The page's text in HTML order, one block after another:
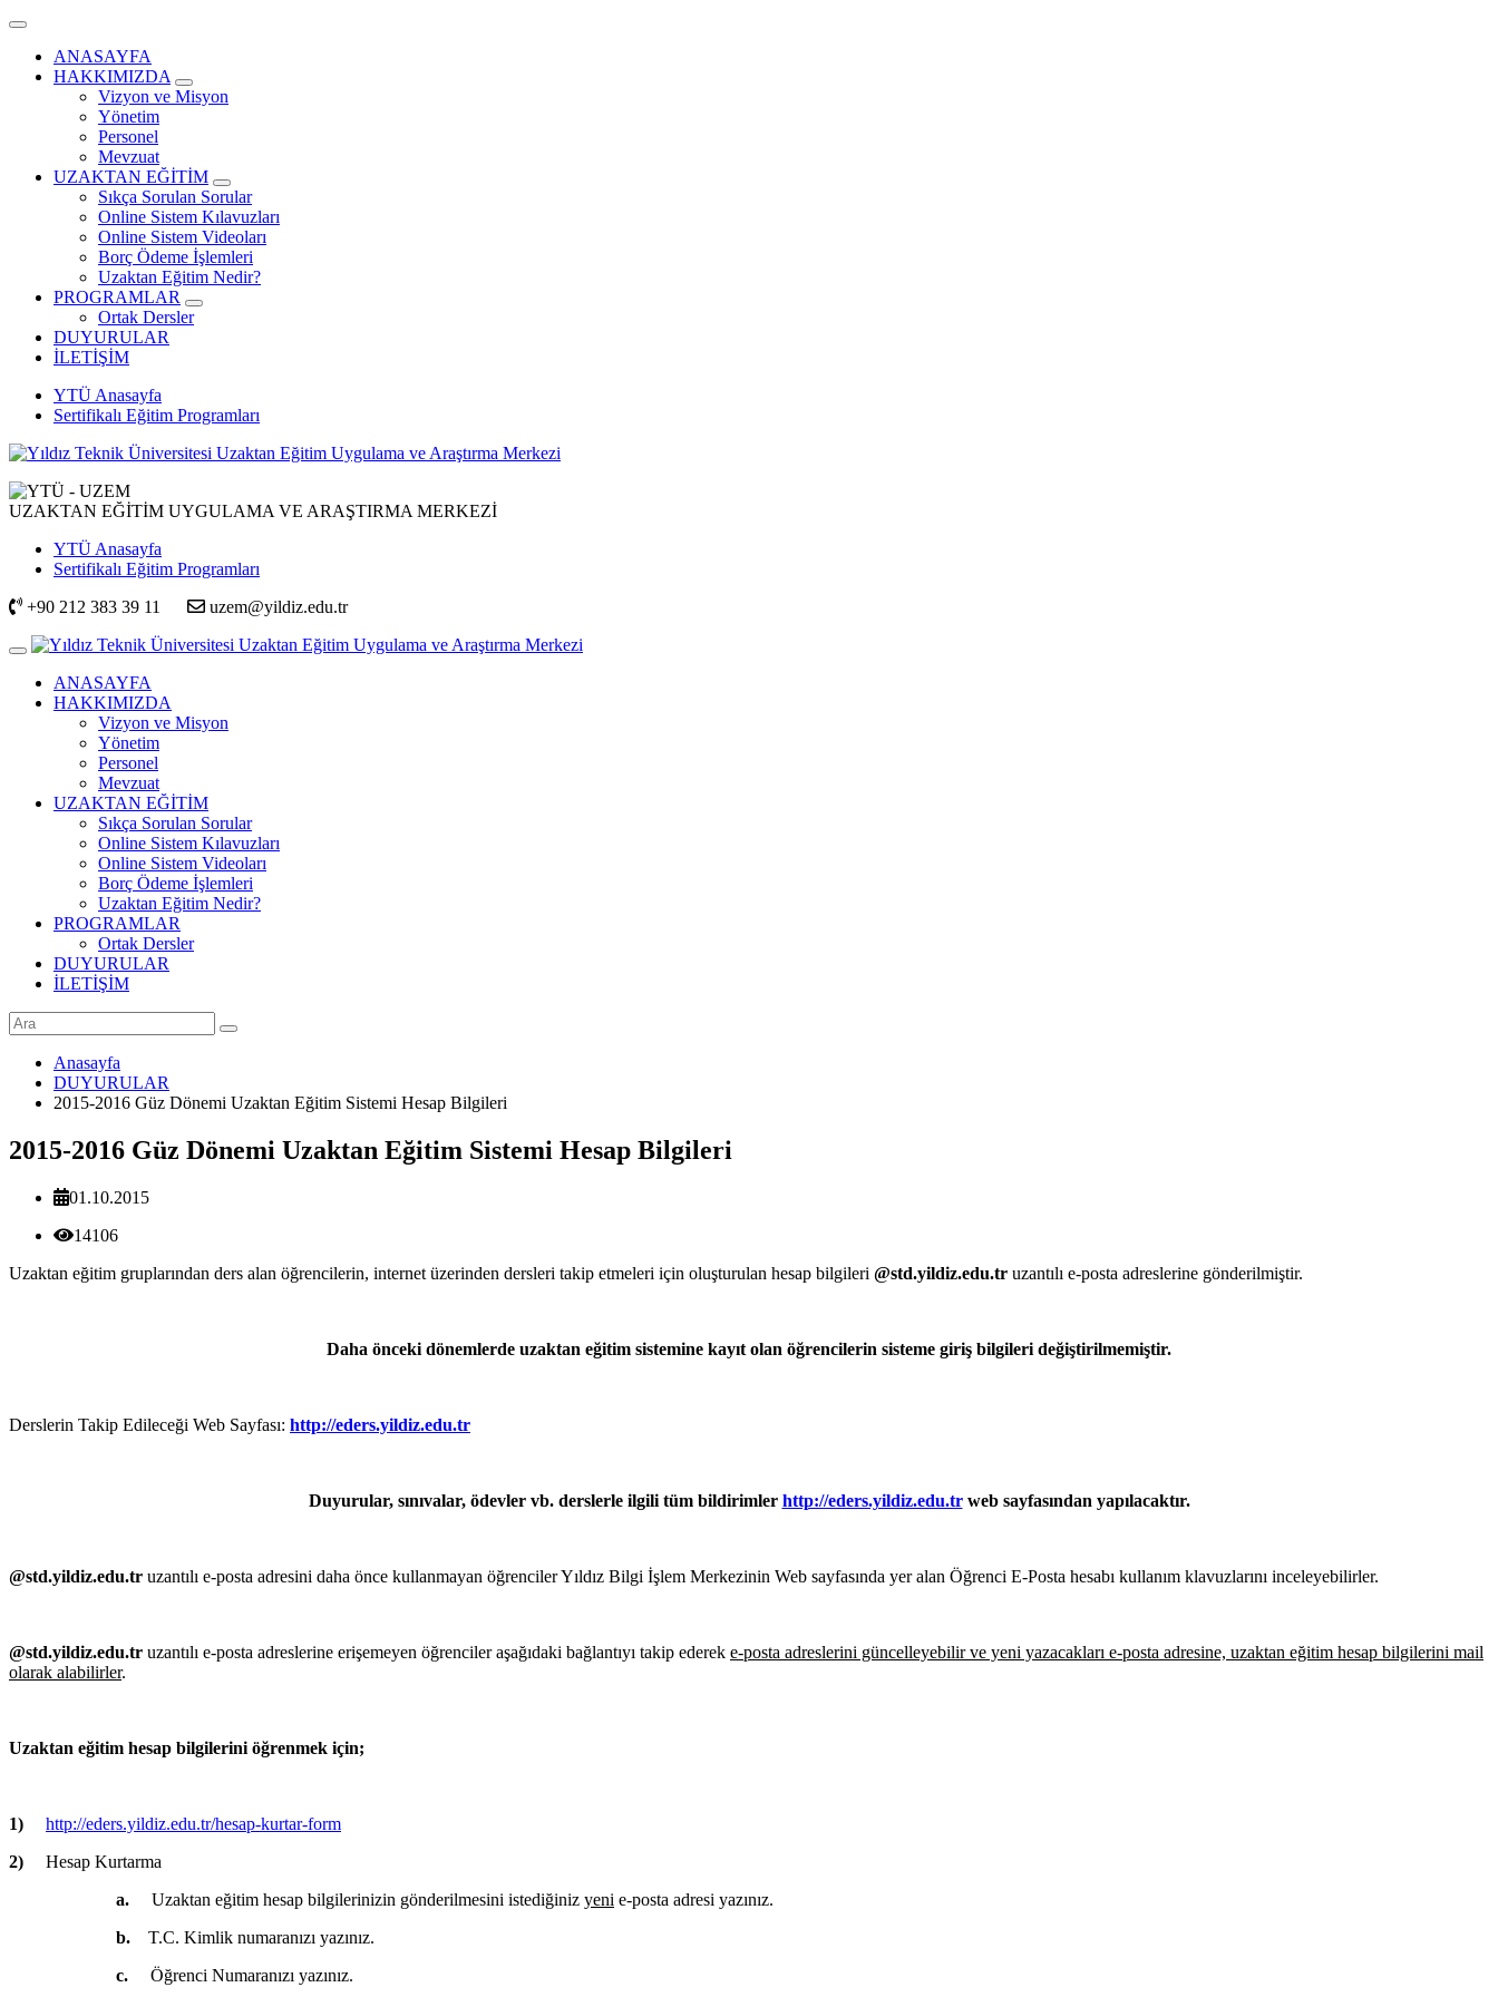
ANASAYFA
HAKKIMIZDA
Vizyon ve Misyon
Yönetim
Personel
Mevzuat
UZAKTAN EĞİTİM
Sıkça Sorulan Sorular
Online Sistem Kılavuzları
Online Sistem Videoları
Borç Ödeme İşlemleri
Uzaktan Eğitim Nedir?
PROGRAMLAR
Ortak Dersler
DUYURULAR
İLETİŞİM
YTÜ Anasayfa
Sertifikalı Eğitim Programları
UZAKTAN EĞİTİM UYGULAMA VE ARAŞTIRMA MERKEZİ
YTÜ Anasayfa
Sertifikalı Eğitim Programları
+90 212 383 39 11
uzem@yildiz.edu.tr
ANASAYFA
HAKKIMIZDA
Vizyon ve Misyon
Yönetim
Personel
Mevzuat
UZAKTAN EĞİTİM
Sıkça Sorulan Sorular
Online Sistem Kılavuzları
Online Sistem Videoları
Borç Ödeme İşlemleri
Uzaktan Eğitim Nedir?
PROGRAMLAR
Ortak Dersler
DUYURULAR
İLETİŞİM
Anasayfa
DUYURULAR
2015-2016 Güz Dönemi Uzaktan Eğitim Sistemi Hesap Bilgileri
2015-2016 Güz Dönemi Uzaktan Eğitim Sistemi Hesap Bilgileri
01.10.2015
14106
Uzaktan eğitim gruplarından ders alan öğrencilerin, internet üzerinden dersleri takip etmeleri için oluşturulan hesap bilgileri @std.yildiz.edu.tr uzantılı e-posta adreslerine gönderilmiştir.
Daha önceki dönemlerde uzaktan eğitim sistemine kayıt olan öğrencilerin sisteme giriş bilgileri değiştirilmemiştir.
Derslerin Takip Edileceği Web Sayfası: http://eders.yildiz.edu.tr
Duyurular, sınıvalar, ödevler vb. derslerle ilgili tüm bildirimler http://eders.yildiz.edu.trweb sayfasından yapılacaktır.
@std.yildiz.edu.tr uzantılı e-posta adresini daha önce kullanmayan öğrenciler Yıldız Bilgi İşlem Merkezinin Web sayfasında yer alan Öğrenci E-Posta hesabı kullanım klavuzlarını inceleyebilirler.
@std.yildiz.edu.tr uzantılı e-posta adreslerine erişemeyen öğrenciler aşağıdaki bağlantıyı takip ederek e-posta adreslerini güncelleyebilir ve yeni yazacakları e-posta adresine, uzaktan eğitim hesap bilgilerini mail
olarak alabilirler.
Uzaktan eğitim hesap bilgilerini öğrenmek için;
1) http://eders.yildiz.edu.tr/hesap-kurtar-form
2) Hesap Kurtarma
a. Uzaktan eğitim hesap bilgilerinizin gönderilmesini istediğiniz yeni e-posta adresi yazınız.
b. T.C. Kimlik numaranızı yazınız.
c. Öğrenci Numaranızı yazınız.